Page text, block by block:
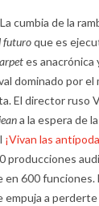
cumbia de la
futuroque es
es anacrónica
dominado por el
El director ruso
a la espera de
¡Vivan las
producciones
en 600 funciones.
a perderte